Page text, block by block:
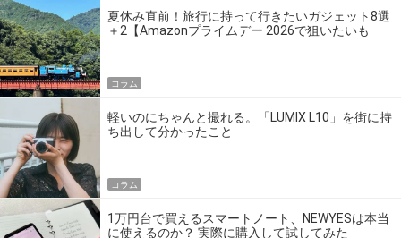
夏休み直前！旅行に持って行きたいガジェット8選
＋2【Amazonプライムデー 2026で狙いたいも
コラム
軽いのにちゃんと撮れる。「LUMIX L10」を街に持
ち出して分かったこと
コラム
1万円台で買えるスマートノート、NEWYESは本当
に使えるのか？ 実際に購入して試してみた